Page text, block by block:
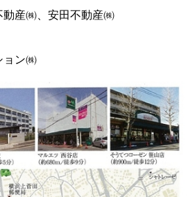
産㈱、安田不動産㈱
ョン㈱